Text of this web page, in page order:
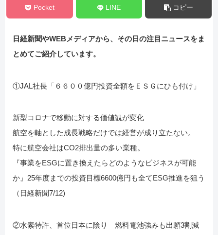
Pocket LINE コピー
日経新聞やWEBメディアから、その日の注目ニュースをま
とめてご紹介しています。
①JAL社長「６６００億円投資全額をＥＳＧにひも付け」
新型コロナで移動に対する価値観が変化
航空を軸とした成長戦略だけでは経営が成り立たない。
特に航空会社はCO2排出量の多い業種。
『事業をESGに置き換えたらどのようなビジネスが可能
か』25年度までの投資目標6600億円も全てESG推進を狙う
（日経新聞7/12)
②水素特許、首位日本に陰り 燃料電池強みも出願3割減